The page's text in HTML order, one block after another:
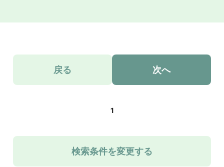
戻る 次へ
1
検索条件を変更する